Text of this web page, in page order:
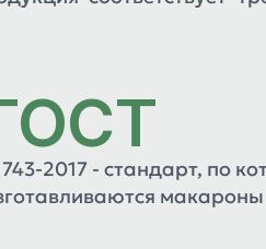
2017 - стандарт, по
макароны